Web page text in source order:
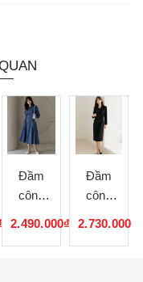
Đầm
công
2.490.000₫
Đầm
công
2.730.000₫